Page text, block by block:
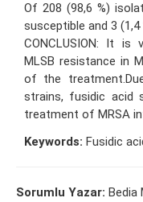
Of 208 (98,6 %)
susceptible and 3
CONCLUSION: It
MLSB resistance in
of the
strains, fusidic acid
treatment of MRSA
Keywords: Fusidic
Sorumlu Yazar: Bedia